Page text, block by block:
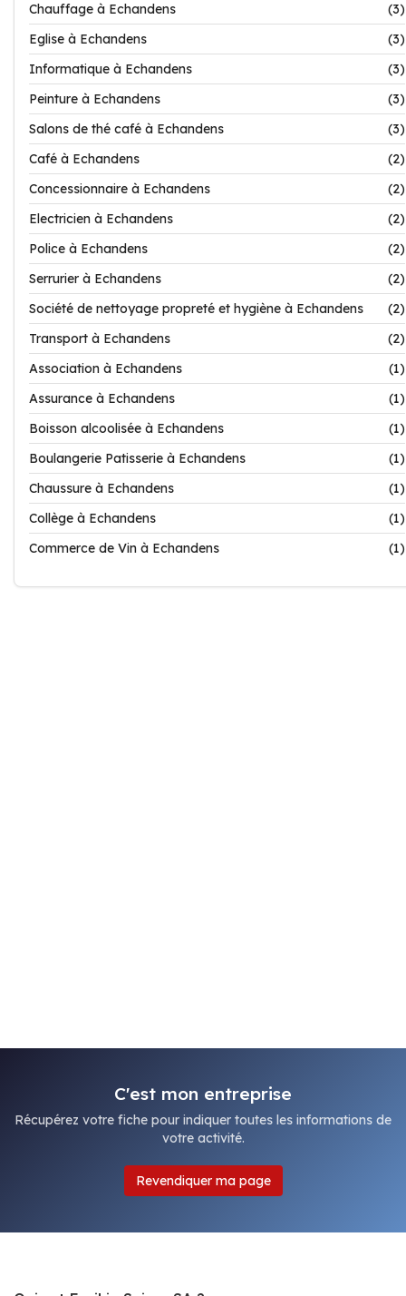
Chauffage à Echandens
(3)
Eglise à Echandens
(3)
Informatique à Echandens
(3)
Peinture à Echandens
(3)
Salons de thé café à Echandens
(3)
Café à Echandens
(2)
Concessionnaire à Echandens
(2)
Electricien à Echandens
(2)
Police à Echandens
(2)
Serrurier à Echandens
(2)
Société de nettoyage propreté et hygiène à Echandens
(2)
Transport à Echandens
(2)
Association à Echandens
(1)
Assurance à Echandens
(1)
Boisson alcoolisée à Echandens
(1)
Boulangerie Patisserie à Echandens
(1)
Chaussure à Echandens
(1)
Collège à Echandens
(1)
Commerce de Vin à Echandens
(1)
C'est mon entreprise
Récupérez votre fiche pour indiquer toutes les informations de
votre activité.
Revendiquer ma page